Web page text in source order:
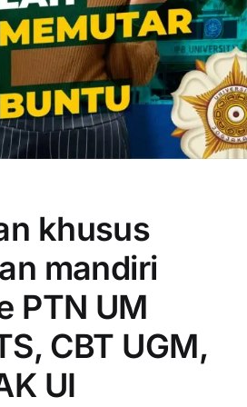
OUR PROGRAM
CONTACT USkhusus
mandiri
PTN UM
CBT UGM,
UI